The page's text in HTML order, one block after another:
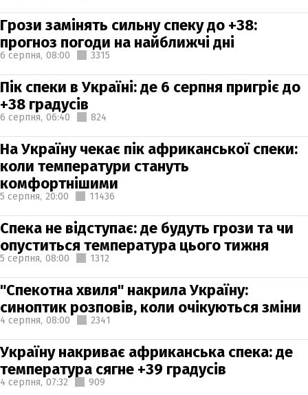
Грози замінять сильну спеку до +38:
прогноз погоди на найближчі дні
6 серпня, 08:00 3315
Пік спеки в Україні: де 6 серпня пригріє до
+38 градусів
6 серпня, 06:40 824
На Україну чекає пік африканської спеки:
коли температури стануть
комфортнішими
5 серпня, 20:00 11436
Спека не відступає: де будуть грози та чи
опуститься температура цього тижня
5 серпня, 08:00 1312
"Спекотна хвиля" накрила Україну:
синоптик розповів, коли очікуються зміни
4 серпня, 08:00 2341
Україну накриває африканська спека: де
температура сягне +39 градусів
4 серпня, 07:32 909